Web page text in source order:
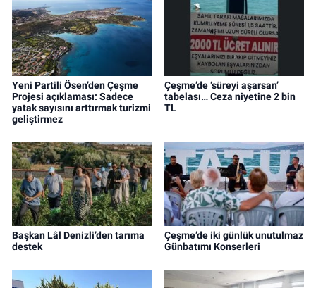
Yeni Partili Ösen’den Çeşme
Projesi açıklaması: Sadece
yatak sayısını arttırmak turizmi
geliştirmez
Çeşme’de ‘süreyi aşarsan’
tabelası… Ceza niyetine 2 bin
TL
Başkan Lâl Denizli’den tarıma
destek
Çeşme’de iki günlük unutulmaz
Günbatımı Konserleri